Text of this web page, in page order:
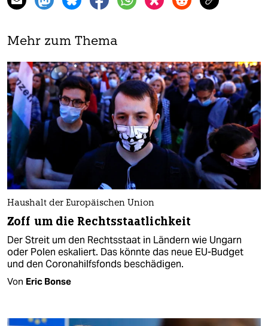
Mehr zum Thema
Haushalt der Europäischen Union
Zoff um die Rechtsstaatlichkeit
Der Streit um den Rechtsstaat in Ländern wie Ungarn
oder Polen eskaliert. Das könnte das neue EU-Budget
und den Coronahilfsfonds beschädigen.
Von Eric Bonse